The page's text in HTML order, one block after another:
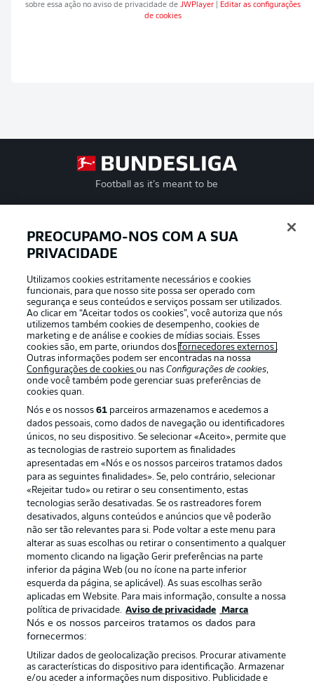
sobre essa ação no aviso de privacidade de JWPlayer
Editar as configurações
de cookies
Football as it’s meant to be
APLICATIVO DA BUNDESLIGA
Oferecido por
Publicidade Avisos legais
Gerir preferências Aviso de privacidade
Emissoras
Trabalhe conosco Marca
Contato Jogadores
PREOCUPAMO-NOS COM A SUA
PRIVACIDADE
Utilizamos cookies estritamente necessários e cookies
funcionais, para que nosso site possa ser operado com
segurança e seus conteúdos e serviços possam ser utilizados.
Ao clicar em “Aceitar todos os cookies”, você autoriza que nós
utilizemos também cookies de desempenho, cookies de
marketing e de análise e cookies de mídias sociais. Esses
cookies são, em parte, oriundos dosfornecedores externos .
Outras informações podem ser encontradas na nossa
Configurações de cookiesou nasConfigurações de cookies,
onde você também pode gerenciar suas preferências de
cookies quan.
Nós e os nossos61 parceiros armazenamos e acedemos a
dados pessoais, como dados de navegação ou identificadores
únicos, no seu dispositivo. Se selecionar «Aceito», permite que
as tecnologias de rastreio suportem as finalidades
apresentadas em «Nós e os nossos parceiros tratamos dados
para as seguintes finalidades». Se, pelo contrário, selecionar
«Rejeitar tudo» ou retirar o seu consentimento, estas
tecnologias serão desativadas. Se os rastreadores forem
desativados, alguns conteúdos e anúncios que vê poderão
não ser tão relevantes para si. Pode voltar a este menu para
alterar as suas escolhas ou retirar o consentimento a qualquer
momento clicando na ligação Gerir preferências na parte
inferior da página Web (ou no ícone na parte inferior
esquerda da página, se aplicável). As suas escolhas serão
aplicadas em Website. Para mais informação, consulte a nossa
política de privacidade. Aviso de privacidade Marca
Nós e os nossos parceiros tratamos os dados para
fornecermos:
Utilizar dados de geolocalização precisos. Procurar ativamente
as características do dispositivo para identificação. Armazenar
e/ou aceder a informações num dispositivo. Publicidade e